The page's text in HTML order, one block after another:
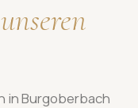
unseren
in Burgoberbach